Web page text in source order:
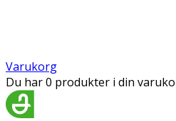
Varukorg
Du har 0 produkter i din